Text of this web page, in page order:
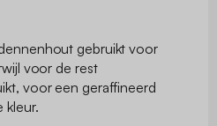
gebruikt voor
voor de rest
voor een geraffineerd
kleur.